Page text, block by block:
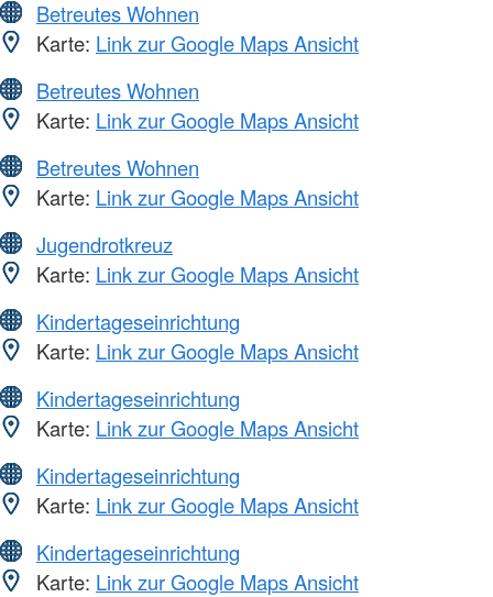
Betreutes Wohnen
Karte: Link zur Google Maps Ansicht
Betreutes Wohnen
Karte: Link zur Google Maps Ansicht
Betreutes Wohnen
Karte: Link zur Google Maps Ansicht
Jugendrotkreuz
Karte: Link zur Google Maps Ansicht
Kindertageseinrichtung
Karte: Link zur Google Maps Ansicht
Kindertageseinrichtung
Karte: Link zur Google Maps Ansicht
Kindertageseinrichtung
Karte: Link zur Google Maps Ansicht
Kindertageseinrichtung
Karte: Link zur Google Maps Ansicht